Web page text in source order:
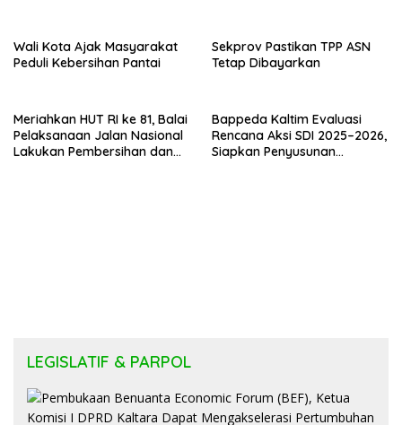
Wali Kota Ajak Masyarakat
Peduli Kebersihan Pantai
Sekprov Pastikan TPP ASN
Tetap Dibayarkan
Meriahkan HUT RI ke 81, Balai
Pelaksanaan Jalan Nasional
Lakukan Pembersihan dan
Bappeda Kaltim Evaluasi
Rencana Aksi SDI 2025–2026,
Siapkan Penyusunan
LEGISLATIF & PARPOL